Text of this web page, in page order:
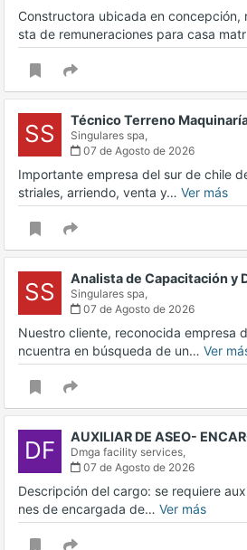
Constructora ubicada en concepción,
sta de remuneraciones para casa
SS Técnico Terreno
Singulares spa,
07 de Agosto de 2026
Importante empresa del sur de chile
striales, arriendo, venta y… Ver más
SS Analista de Capacitación y
Singulares spa,
07 de Agosto de 2026
Nuestro cliente, reconocida empresa
ncuentra en búsqueda de un… Ver
DF AUXILIAR DE ASEO-
Dmga facility services,
07 de Agosto de 2026
Descripción del cargo: se requiere
nes de encargada de… Ver más